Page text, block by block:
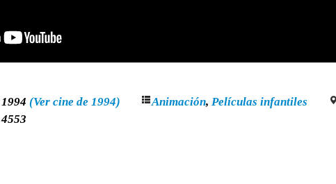
1994 (Ver cine de 1994) Animación, Películas infantiles
4553